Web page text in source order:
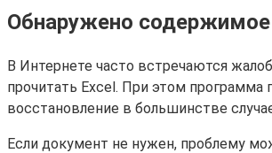
Обнаружено содержимое
В Интернете часто встречаются
прочитать Excel. При этом программа
восстановление в большинстве
Если документ не нужен, проблему